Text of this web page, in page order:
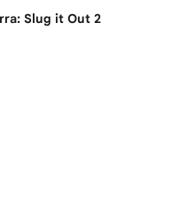
Slug it Out 2